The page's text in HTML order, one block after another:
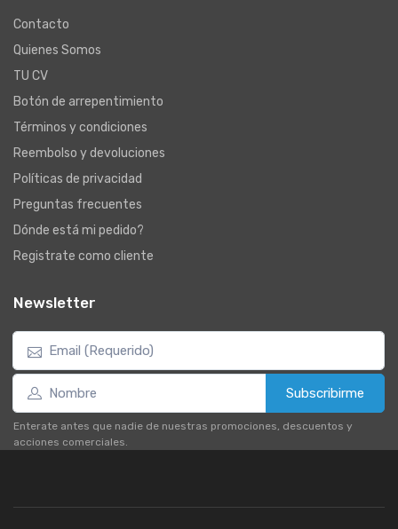
Contacto
Quienes Somos
TU CV
Botón de arrepentimiento
Términos y condiciones
Reembolso y devoluciones
Políticas de privacidad
Preguntas frecuentes
Dónde está mi pedido?
Registrate como cliente
Newsletter
Subscribirme
Enterate antes que nadie de nuestras promociones, descuentos y
acciones comerciales.